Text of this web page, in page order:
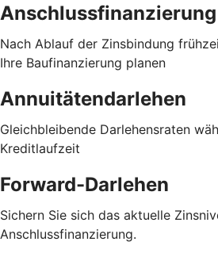
Anschlussfinanzierung
Nach Ablauf der Zinsbindung
Ihre Baufinanzierung planen
Annuitätendarlehen
Gleichbleibende Darlehensraten
Kreditlaufzeit
Forward-Darlehen
Sichern Sie sich das aktuelle
Anschlussfinanzierung.